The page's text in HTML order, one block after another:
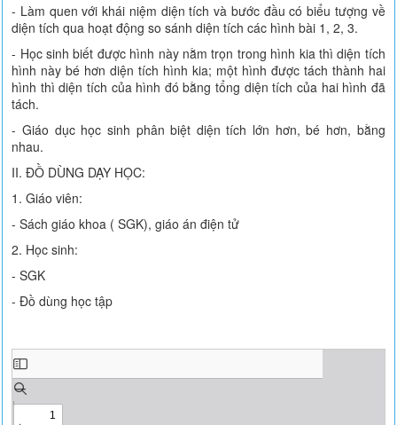
- Làm quen với khái niệm diện tích và bước đầu có biểu tượng về
diện tích qua hoạt động so sánh diện tích các hình bài 1, 2, 3.
- Học sinh biết được hình này nằm trọn trong hình kia thì diện tích
hình này bé hơn diện tích hình kia; một hình được tách thành hai
hình thì diện tích của hình đó bằng tổng diện tích của hai hình đã
tách.
- Giáo dục học sinh phân biệt diện tích lớn hơn, bé hơn, bằng
nhau.
II. ĐỒ DÙNG DẠY HỌC:
1. Giáo viên:
- Sách giáo khoa ( SGK), giáo án điện tử
2. Học sinh:
- SGK
- Đồ dùng học tập